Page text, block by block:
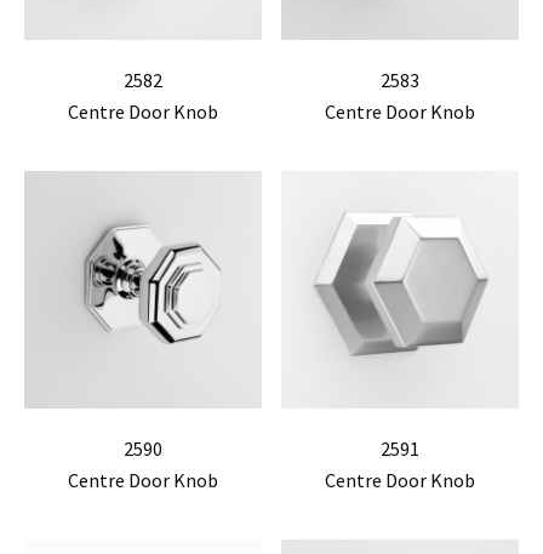
2582
Centre Door Knob
2583
Centre Door Knob
2590
Centre Door Knob
2591
Centre Door Knob